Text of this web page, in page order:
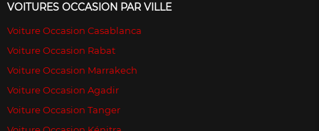
VOITURES OCCASION PAR VILLE
Voiture Occasion Casablanca
Voiture Occasion Rabat
Voiture Occasion Marrakech
Voiture Occasion Agadir
Voiture Occasion Tanger